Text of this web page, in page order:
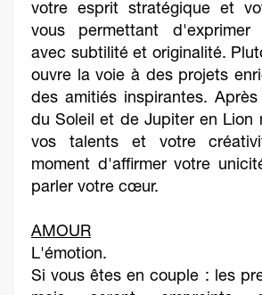
votre esprit stratégique et
vous permettant d'exprimer
avec subtilité et originalité.
ouvre la voie à des projets
des amitiés inspirantes.
du Soleil et de Jupiter en Lion
vos talents et votre
moment d'affirmer votre
parler votre cœur.
AMOUR
L'émotion.
Si vous êtes en couple : les